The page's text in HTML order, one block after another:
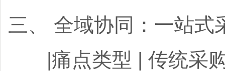
三、 全域协同：一站式
|痛点类型 | 传